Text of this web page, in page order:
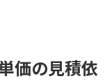
価の見積依